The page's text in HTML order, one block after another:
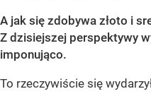
A jak się zdobywa złoto i
Z dzisiejszej perspektywy
imponująco.
To rzeczywiście się